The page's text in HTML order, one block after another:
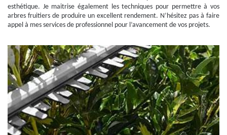
esthétique. Je maitrise également les techniques pour permettre à vos
arbres fruitiers de produire un excellent rendement. N’hésitez pas à faire
appel à mes services de professionnel pour l’avancement de vos projets.